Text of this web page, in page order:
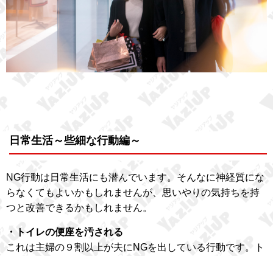
日常生活～些細な行動編～
NG行動は日常生活にも潜んでいます。そんなに神経質にな
らなくてもよいかもしれませんが、思いやりの気持ちを持
つと改善できるかもしれません。
・トイレの便座を汚される
これは主婦の９割以上が夫にNGを出している行動です。ト